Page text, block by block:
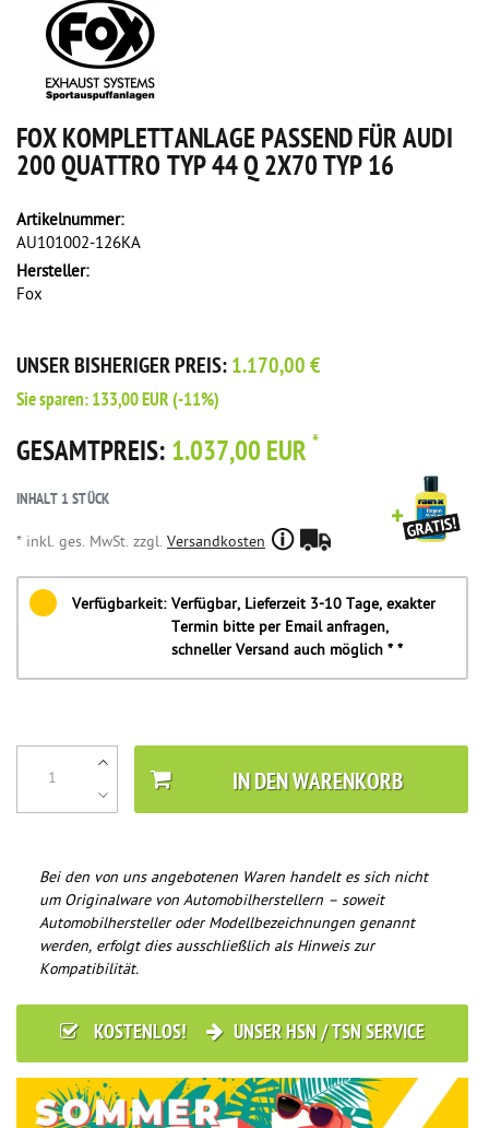
FOX KOMPLETTANLAGE PASSEND FÜR AUDI
200 QUATTRO TYP 44 Q 2X70 TYP 16
Artikelnummer:
AU101002-126KA
Hersteller:
Fox
UNSER BISHERIGER PREIS:1.170,00 €
Sie sparen:133,00 EUR(-11%)
GESAMTPREIS: 1.037,00 EUR *
INHALT 1STÜCK
* inkl. ges. MwSt. zzgl. Versandkosten
Verfügbarkeit: Verfügbar, Lieferzeit 3-10 Tage, exakter
Termin bitte per Email anfragen,
schneller Versand auch möglich * *
IN DEN WARENKORB
Bei den von uns angebotenen Waren handelt es sich nicht
um Originalware von Automobilherstellern – soweit
Automobilhersteller oder Modellbezeichnungen genannt
werden, erfolgt dies ausschließlich als Hinweis zur
Kompatibilität.
KOSTENLOS! UNSER HSN / TSN SERVICE